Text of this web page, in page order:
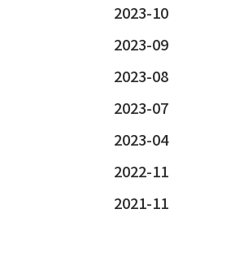
2023-10
2023-09
2023-08
2023-07
2023-04
2022-11
2021-11